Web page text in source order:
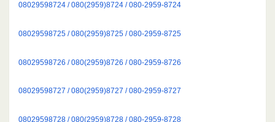
08029598724 / 080(2959)8724 / 080-2959-8724
08029598725 / 080(2959)8725 / 080-2959-8725
08029598726 / 080(2959)8726 / 080-2959-8726
08029598727 / 080(2959)8727 / 080-2959-8727
08029598728 / 080(2959)8728 / 080-2959-8728